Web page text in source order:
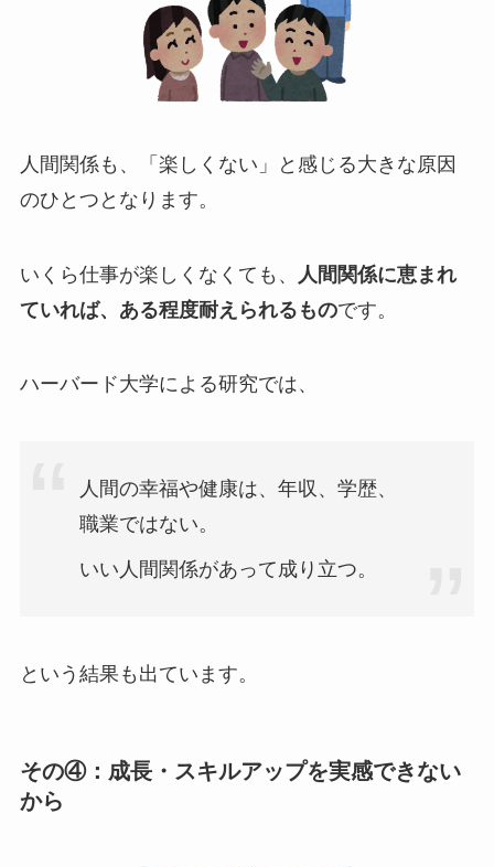
人間関係も、「楽しくない」と感じる大きな原因
のひとつとなります。
いくら仕事が楽しくなくても、
人間関係に恵まれ
ていれば、ある程度耐えられるものです。
ハーバード大学による研究では、
人間の幸福や健康は、年収、学歴、
職業ではない。
いい人間関係があって成り立つ。
という結果も出ています。
その④：成長・スキルアップを実感できない
から